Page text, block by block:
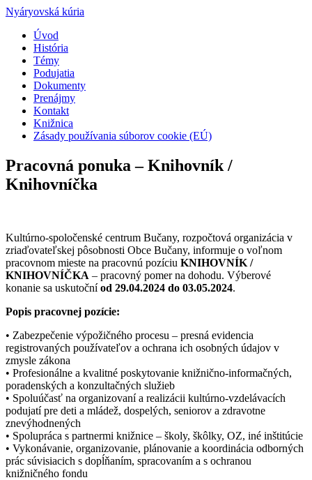
Nyáryovská kúria
Úvod
História
Témy
Podujatia
Dokumenty
Prenájmy
Kontakt
Knižnica
Zásady používania súborov cookie (EÚ)
Pracovná ponuka – Knihovník /
Knihovníčka
Kultúrno-spoločenské centrum Bučany, rozpočtová organizácia v
zriaďovateľskej pôsobnosti Obce Bučany, informuje o voľnom
pracovnom mieste na pracovnú pozíciu KNIHOVNÍK /
KNIHOVNÍČKA – pracovný pomer na dohodu. Výberové
konanie sa uskutočníod 29.04.2024 do 03.05.2024.
Popis pracovnej pozície:
• Zabezpečenie výpožičného procesu – presná evidencia
registrovaných používateľov a ochrana ich osobných údajov v
zmysle zákona
• Profesionálne a kvalitné poskytovanie knižnično-informačných,
poradenských a konzultačných služieb
• Spoluúčasť na organizovaní a realizácii kultúrno-vzdelávacích
podujatí pre deti a mládež, dospelých, seniorov a zdravotne
znevýhodnených
• Spolupráca s partnermi knižnice – školy, škôlky, OZ, iné inštitúcie
• Vykonávanie, organizovanie, plánovanie a koordinácia odborných
prác súvisiacich s dopĺňaním, spracovaním a s ochranou
knižničného fondu